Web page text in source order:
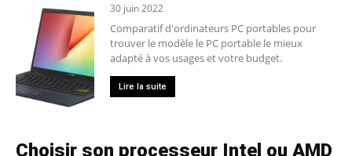
30 juin 2022
Comparatif d'ordinateurs PC portables pour
trouver le modèle le PC portable le mieux
adapté à vos usages et votre budget.
Lire la suite
Choisir son processeur Intel ou AMD